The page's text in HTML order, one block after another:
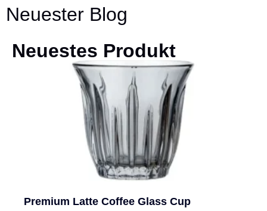
Neuester Blog
Neuestes Produkt
Premium Latte Coffee Glass Cup